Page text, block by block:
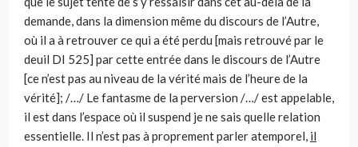
demande, dans la dimension même du discours de l’Autre,
où il a à retrouver ce qui a été perdu [mais retrouvé par le
deuil DI 525] par cette entrée dans le discours de l’Autre
[ce n’est pas au niveau de la vérité mais de l’heure de la
vérité]; /…/ Le fantasme de la perversion /…/ est appelable,
il est dans l’espace où il suspend je ne sais quelle relation
essentielle. Il n’est pas à proprement parler atemporel, il